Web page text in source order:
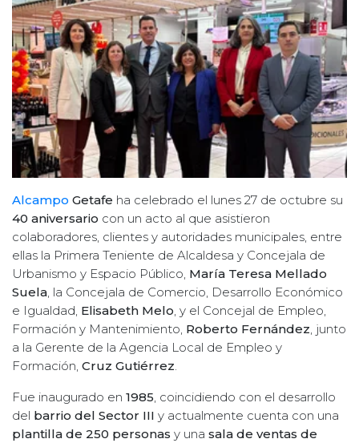
Alcampo Getafe ha celebrado el lunes 27 de octubre su
40 aniversario con un acto al que asistieron
colaboradores, clientes y autoridades municipales, entre
ellas la Primera Teniente de Alcaldesa y Concejala de
Urbanismo y Espacio Público, María Teresa Mellado
Suela, la Concejala de Comercio, Desarrollo Económico
e Igualdad, Elisabeth Melo, y el Concejal de Empleo,
Formación y Mantenimiento, Roberto Fernández, junto
a la Gerente de la Agencia Local de Empleo y
Formación, Cruz Gutiérrez.
Fue inaugurado en 1985, coincidiendo con el desarrollo
del barrio del Sector III y actualmente cuenta con una
plantilla de 250 personas y una sala de ventas de